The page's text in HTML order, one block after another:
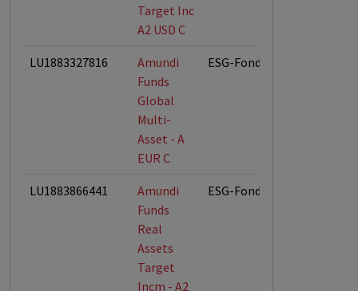
Target Inc
A2 USD C
LU1883327816
Amundi
Funds
Global
Multi-
Asset - A
EUR C
ESG-Fonds
LU1883866441
Amundi
Funds
Real
Assets
Target
Incm - A2
ESG-Fonds